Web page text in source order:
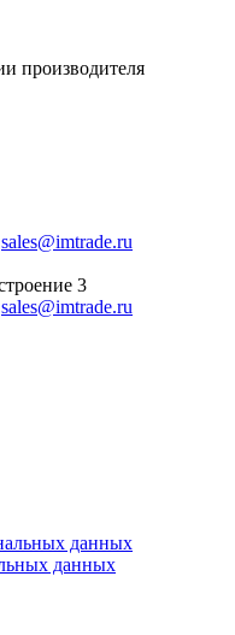
производителя
sales@imtrade.ru
3
sales@imtrade.ru
данных
данных